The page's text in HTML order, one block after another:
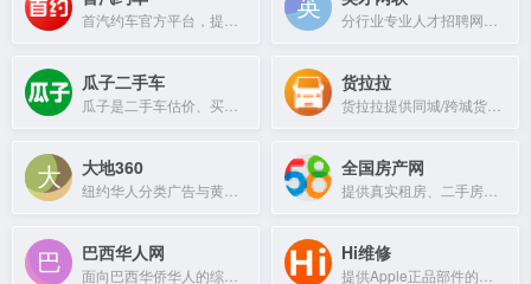
瓜子二手车 货拉拉
大地360 全国房产网
巴西华人网 Hi维修